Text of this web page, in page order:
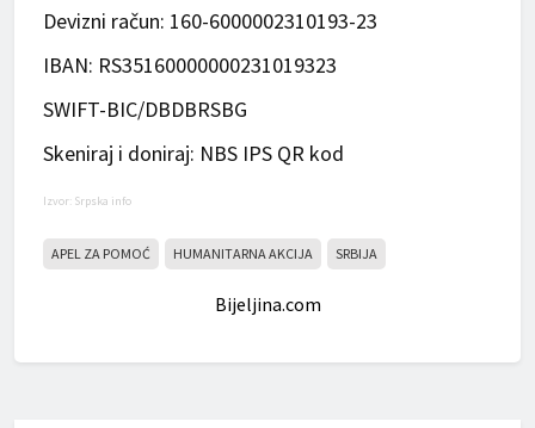
Devizni račun: 160-6000002310193-23
IBAN: RS35160000000231019323
SWIFT-BIC/DBDBRSBG
Skeniraj i doniraj: NBS IPS QR kod
Izvor: Srpska info
APEL ZA POMOĆ HUMANITARNA AKCIJA SRBIJA
Bijeljina.com